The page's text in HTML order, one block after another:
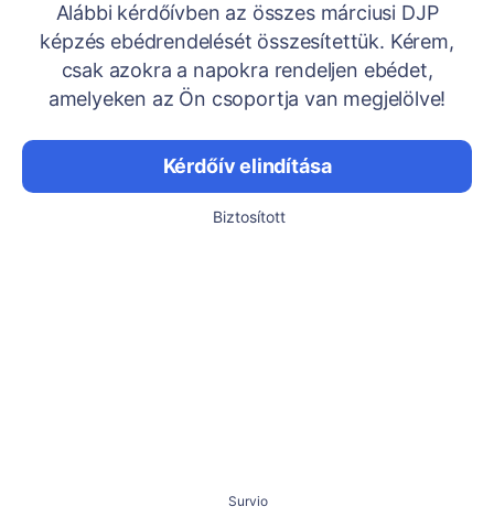
Alábbi kérdőívben az összes márciusi DJP
képzés ebédrendelését összesítettük. Kérem,
csak azokra a napokra rendeljen ebédet,
amelyeken az Ön csoportja van megjelölve!
Kérdőív elindítása
Biztosított
Survio